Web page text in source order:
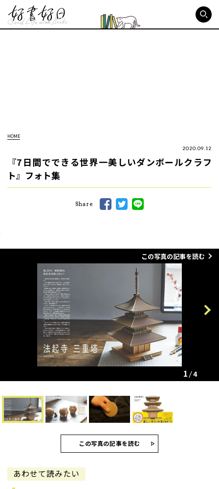
HOME
2020.09.12
『7日間でできる世界一美しいダンボールクラフ
ト』フォト集
Share
この写真の記事を読む
Next
1 4
この写真の記事を読む
あわせて読みたい